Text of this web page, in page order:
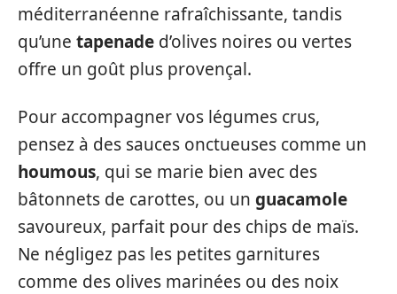
méditerranéenne rafraîchissante, tandis
qu’une tapenade d’olives noires ou vertes
offre un goût plus provençal.
Pour accompagner vos légumes crus,
pensez à des sauces onctueuses comme un
houmous, qui se marie bien avec des
bâtonnets de carottes, ou un guacamole
savoureux, parfait pour des chips de maïs.
Ne négligez pas les petites garnitures
comme des olives marinées ou des noix